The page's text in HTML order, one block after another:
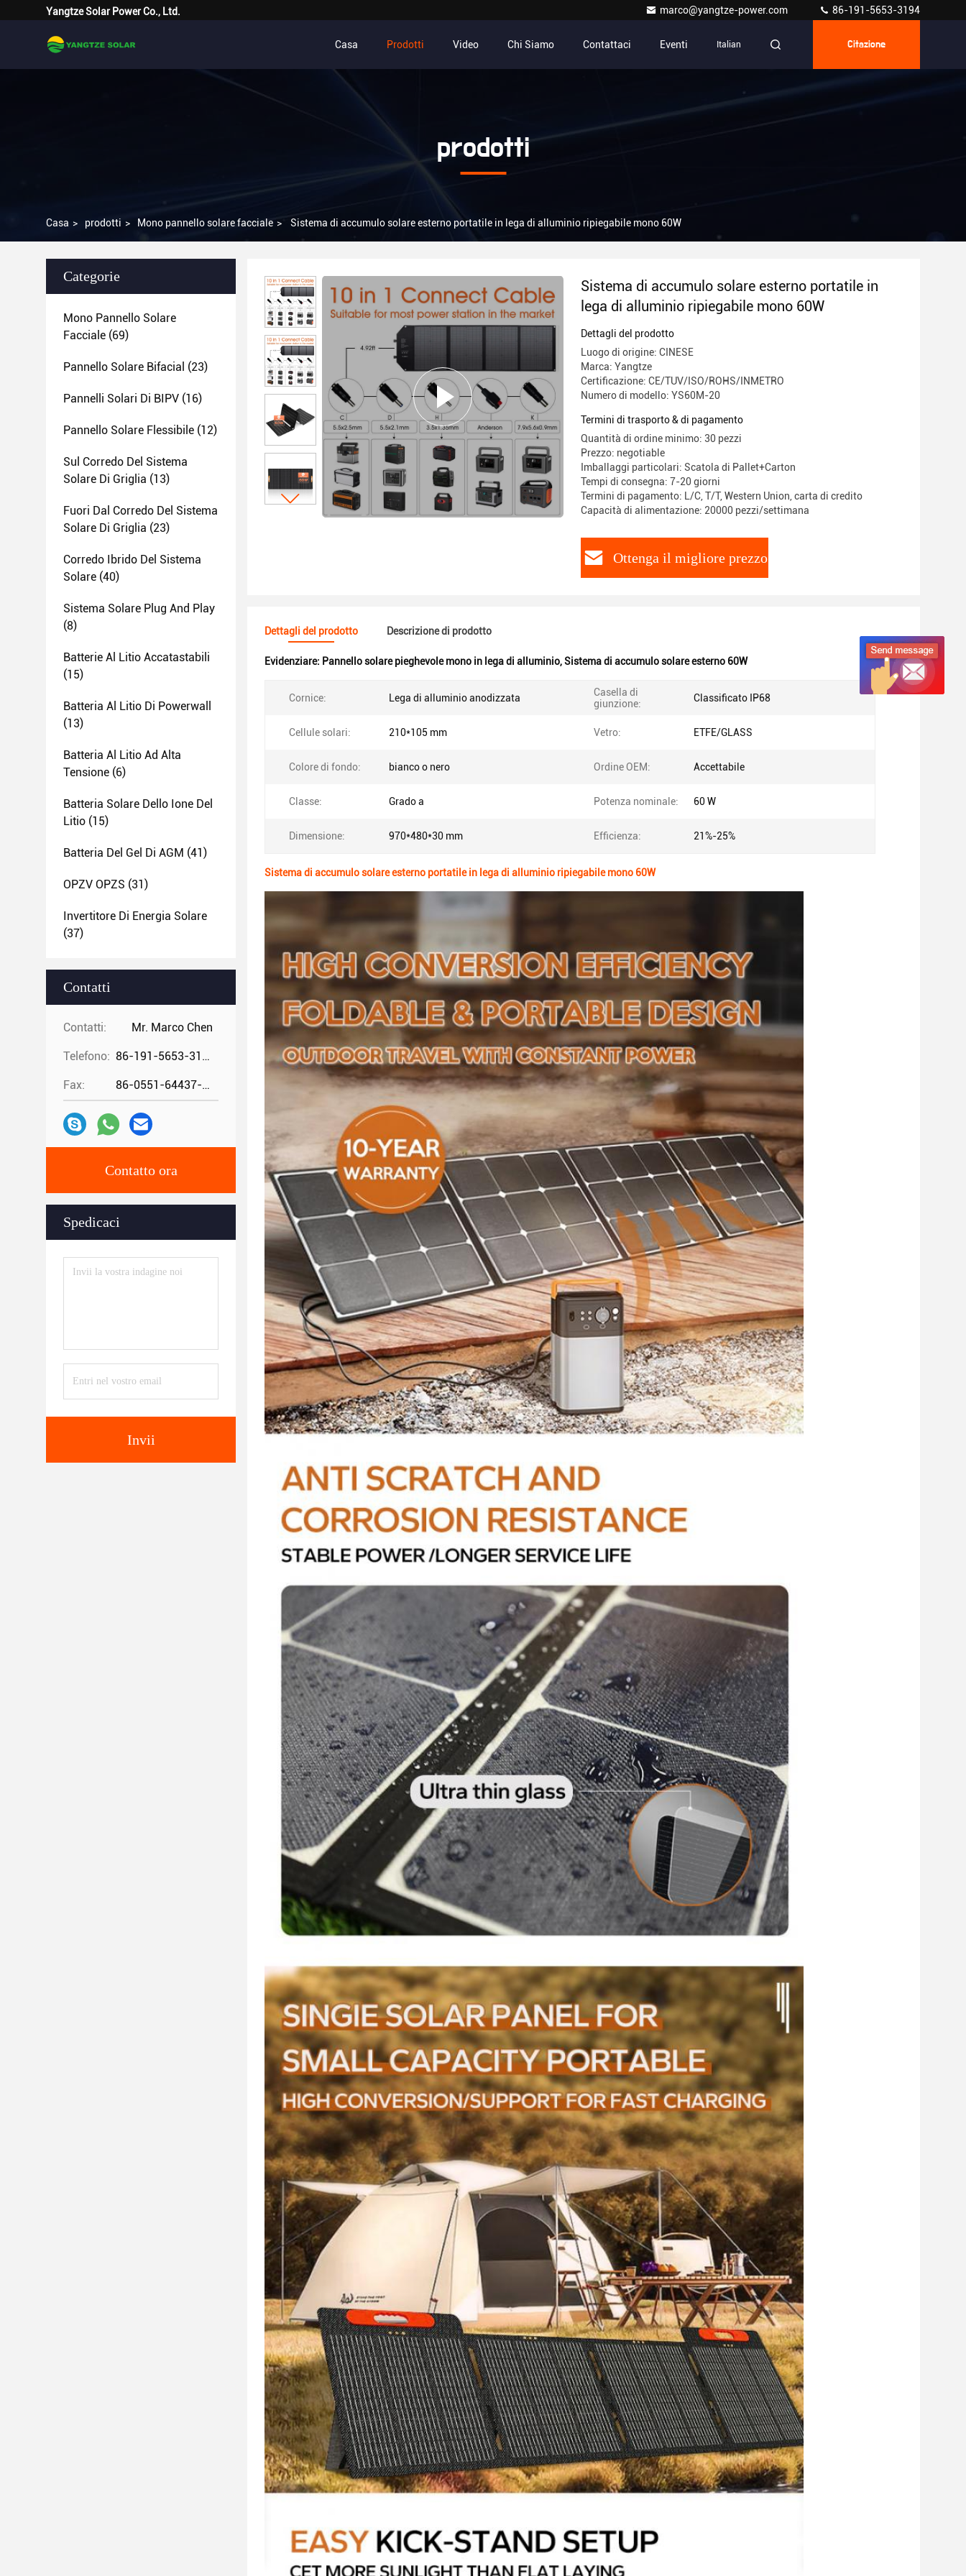
Yangtze Solar Power Co., Ltd. marco@yangtze-power.com 86-191-5653-3194
Casa Prodotti Video Chi Siamo Contattaci Eventi Italian Citazione
prodotti
Casa > prodotti > Mono pannello solare facciale > Sistema di accumulo solare esterno portatile in lega di alluminio ripiegabile mono 60W
Categorie
Mono Pannello Solare
Facciale (69)
Pannello Solare Bifacial (23)
Pannelli Solari Di BIPV (16)
Pannello Solare Flessibile (12)
Sul Corredo Del Sistema
Solare Di Griglia (13)
Fuori Dal Corredo Del Sistema
Solare Di Griglia (23)
Corredo Ibrido Del Sistema
Solare (40)
Sistema Solare Plug And Play
(8)
Batterie Al Litio Accatastabili
(15)
Batteria Al Litio Di Powerwall
(13)
Batteria Al Litio Ad Alta
Tensione (6)
Batteria Solare Dello Ione Del
Litio (15)
Batteria Del Gel Di AGM (41)
OPZV OPZS (31)
Invertitore Di Energia Solare
(37)
Contatti
Contatti: Mr. Marco Chen
Telefono: 86-191-5653-3194
Fax: 86-0551-64437-729
Contatto ora
Spedicaci
Invii
Sistema di accumulo solare esterno portatile in
lega di alluminio ripiegabile mono 60W
Dettagli del prodotto
Luogo di origine: CINESE
Marca: Yangtze
Certificazione: CE/TUV/ISO/ROHS/INMETRO
Numero di modello: YS60M-20
Termini di trasporto & di pagamento
Quantità di ordine minimo: 30 pezzi
Prezzo: negotiable
Imballaggi particolari: Scatola di Pallet+Carton
Tempi di consegna: 7-20 giorni
Termini di pagamento: L/C, T/T, Western Union, carta di credito
Capacità di alimentazione: 20000 pezzi/settimana
Ottenga il migliore prezzo
Dettagli del prodotto Descrizione di prodotto
Evidenziare: Pannello solare pieghevole mono in lega di alluminio,Sistema di accumulo solare esterno 60W
Cornice: Lega di alluminio anodizzata
Casella di
giunzione:
Classificato IP68
Cellule solari: 210*105 mm Vetro: ETFE/GLASS
Colore di fondo: bianco o nero Ordine OEM: Accettabile
Classe: Grado a Potenza nominale: 60 W
Dimensione: 970*480*30 mm Efficienza: 21%-25%
Sistema di accumulo solare esterno portatile in lega di alluminio ripiegabile mono 60W